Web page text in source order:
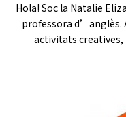
Hola! Soc la Natalie
professora d’anglès.
activitats